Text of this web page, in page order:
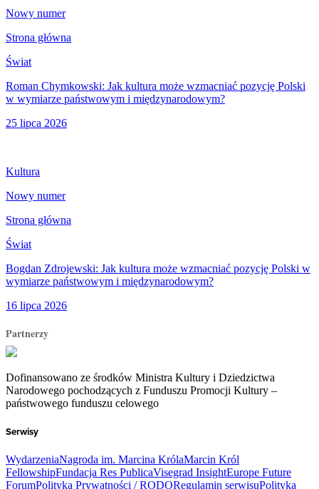
Nowy numer
Strona główna
Świat
Roman Chymkowski: Jak kultura może wzmacniać pozycję Polski
w wymiarze państwowym i międzynarodowym?
25 lipca 2026
Kultura
Nowy numer
Strona główna
Świat
Bogdan Zdrojewski: Jak kultura może wzmacniać pozycję Polski w
wymiarze państwowym i międzynarodowym?
16 lipca 2026
Partnerzy
Dofinansowano ze środków Ministra Kultury i Dziedzictwa
Narodowego pochodzących z Funduszu Promocji Kultury –
państwowego funduszu celowego
Serwisy
WydarzeniaNagroda im. Marcina KrólaMarcin Król
FellowshipFundacja Res PublicaVisegrad InsightEurope Future
ForumPolityka Prywatności / RODORegulamin serwisuPolityka